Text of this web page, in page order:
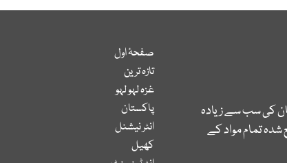
کی سب سے زیادہ
تمام مواد کے
صفحۂ اول
تازہ ترین
غزہ لہو لہو
پاکستان
انٹر نیشنل
کھیل